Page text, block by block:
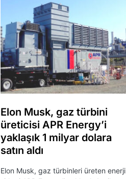
Elon Musk, gaz türbini
üreticisi APR Energy’i
yaklaşık 1 milyar dolara
satın aldı
Elon Musk, gaz türbinleri üreten enerji